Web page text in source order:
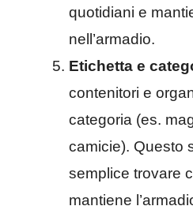
quotidiani e
nell’armadio.
Etichetta e
contenitori e
categoria (es.
camicie). Questo
semplice trovare
mantiene